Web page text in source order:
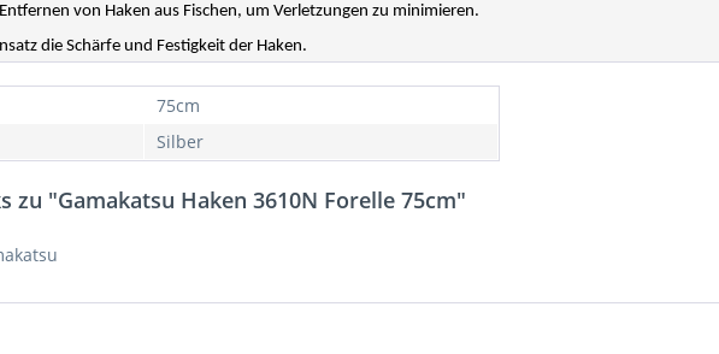
von Haken aus Fischen, um Verletzungen zu minimieren.
die Schärfe und Festigkeit der Haken.
75cm
Silber
zu "Gamakatsu Haken 3610N Forelle 75cm"